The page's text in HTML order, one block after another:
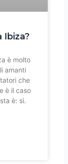
Ibiza?
è molto
amanti
che
è il caso
è: sì.